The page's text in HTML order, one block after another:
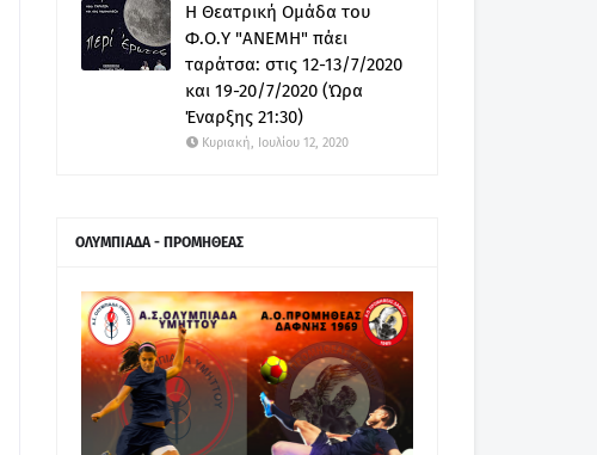
Η Θεατρική Ομάδα του
Φ.Ο.Υ "ΑΝΕΜΗ" πάει
ταράτσα: στις 12-13/7/2020
και 19-20/7/2020 (Ώρα
Έναρξης 21:30)
Κυριακή, Ιουλίου 12, 2020
ΟΛΥΜΠΙΑΔΑ - ΠΡΟΜΗΘΕΑΣ